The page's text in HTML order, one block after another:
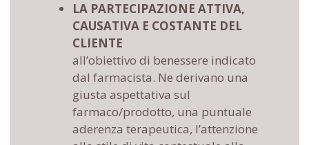
LA PARTECIPAZIONE ATTIVA,
CAUSATIVA E COSTANTE DEL
CLIENTE
all’obiettivo di benessere indicato
dal farmacista. Ne derivano una
giusta aspettativa sul
farmaco/prodotto, una puntuale
aderenza terapeutica, l’attenzione